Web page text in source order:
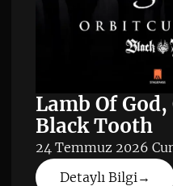
Lamb Of
Black Tooth
24 Temmuz 2026
Detaylı Bilgi →